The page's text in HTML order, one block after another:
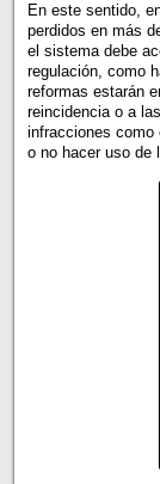
En este sentido,
perdidos en más
el sistema debe
regulación, como
reformas estarán
reincidencia o a
infracciones como
o no hacer uso de